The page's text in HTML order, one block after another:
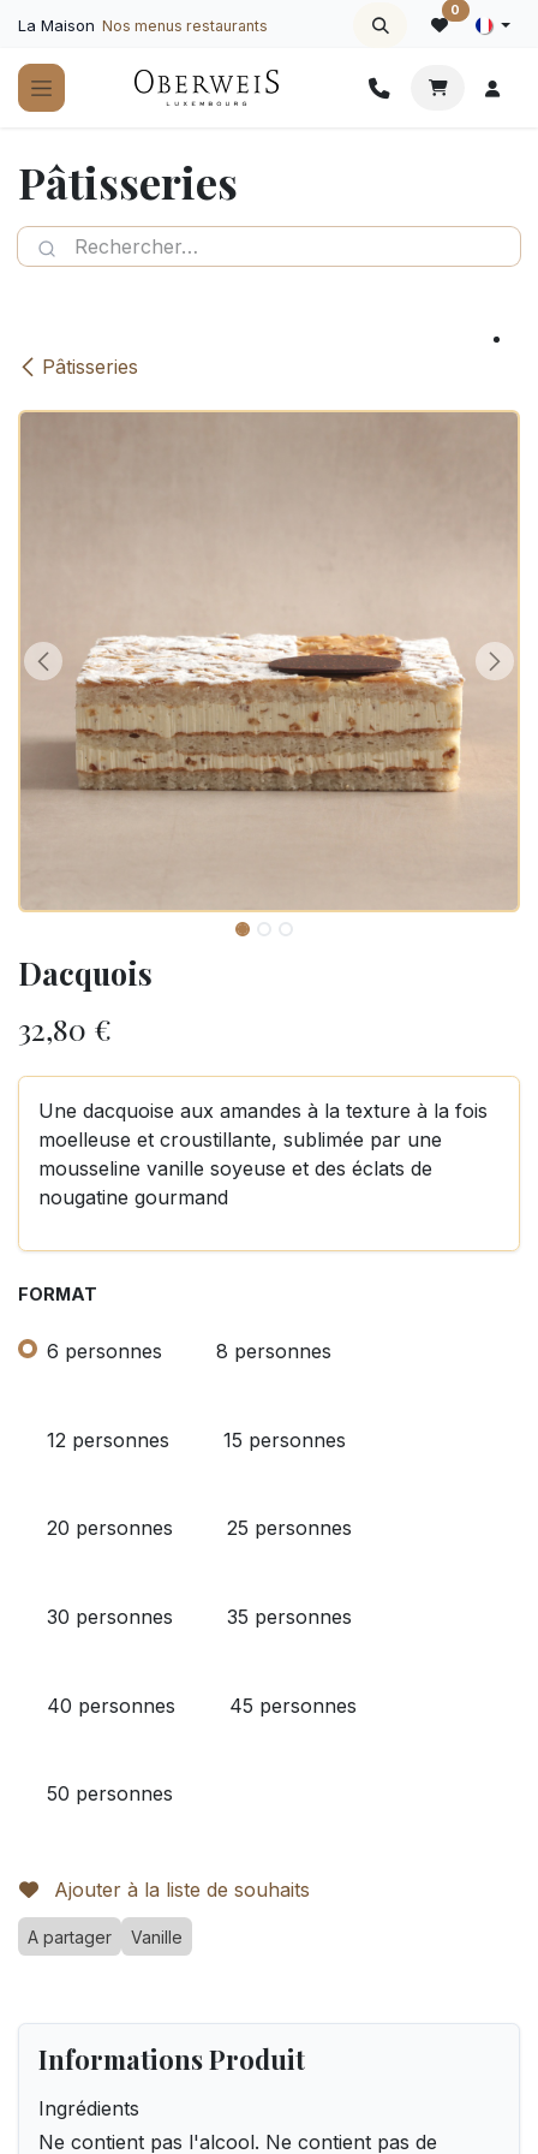
La Maison Nos menus restaurants
0
Pâtisseries
Pâtisseries
Dacquois
32,80 €
Une dacquoise aux amandes à la texture à la fois
moelleuse et croustillante, sublimée par une
mousseline vanille soyeuse et des éclats de
nougatine gourmand
FORMAT
6 personnes 8 personnes
12 personnes 15 personnes
20 personnes 25 personnes
30 personnes 35 personnes
40 personnes 45 personnes
50 personnes
Ajouter à la liste de souhaits
A partager Vanille
Informations Produit
Ingrédients
Ne contient pas l'alcool. Ne contient pas de